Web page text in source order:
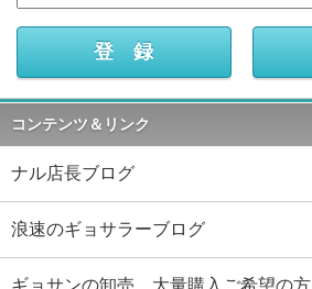
コンテンツ＆リンク
ナル店長ブログ
浪速のギョサラーブログ
ギョサンの卸売、大量購入ご希望の方